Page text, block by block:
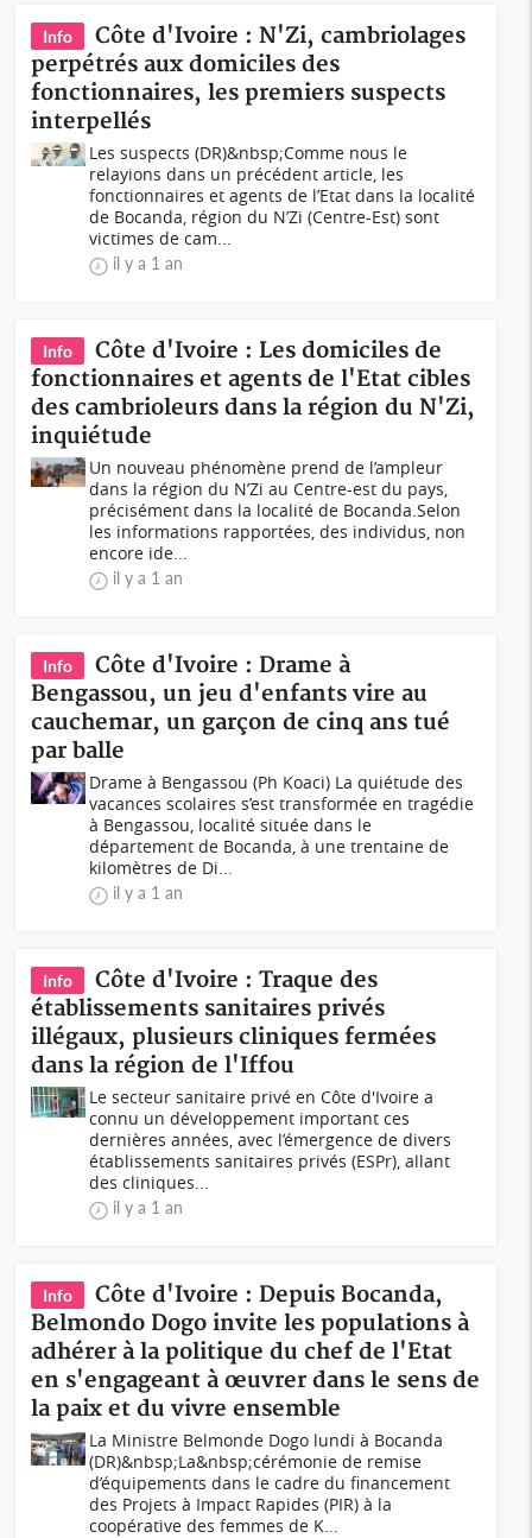
Info
Côte d'Ivoire : N'Zi, cambriolages
perpétrés aux domiciles des
fonctionnaires, les premiers suspects
interpellés
Les suspects (DR)&nbsp;Comme nous le
relayions dans un précédent article, les
fonctionnaires et agents de l’Etat dans la localité
de Bocanda, région du N’Zi (Centre-Est) sont
victimes de cam...
il y a 1 an
Info
Côte d'Ivoire : Les domiciles de
fonctionnaires et agents de l'Etat cibles
des cambrioleurs dans la région du N'Zi,
inquiétude
Un nouveau phénomène prend de l’ampleur
dans la région du N’Zi au Centre-est du pays,
précisément dans la localité de Bocanda.Selon
les informations rapportées, des individus, non
encore ide...
il y a 1 an
Info
Côte d'Ivoire : Drame à
Bengassou, un jeu d'enfants vire au
cauchemar, un garçon de cinq ans tué
par balle
Drame à Bengassou (Ph Koaci) La quiétude des
vacances scolaires s’est transformée en tragédie
à Bengassou, localité située dans le
département de Bocanda, à une trentaine de
kilomètres de Di...
il y a 1 an
Info
Côte d'Ivoire : Traque des
établissements sanitaires privés
illégaux, plusieurs cliniques fermées
dans la région de l'Iffou
Le secteur sanitaire privé en Côte d'Ivoire a
connu un développement important ces
dernières années, avec l’émergence de divers
établissements sanitaires privés (ESPr), allant
des cliniques...
il y a 1 an
Info
Côte d'Ivoire : Depuis Bocanda,
Belmondo Dogo invite les populations à
adhérer à la politique du chef de l'Etat
en s'engageant à œuvrer dans le sens de
la paix et du vivre ensemble
La Ministre Belmonde Dogo lundi à Bocanda
(DR)&nbsp;La&nbsp;cérémonie de remise
d’équipements dans le cadre du financement
des Projets à Impact Rapides (PIR) à la
coopérative des femmes de K...